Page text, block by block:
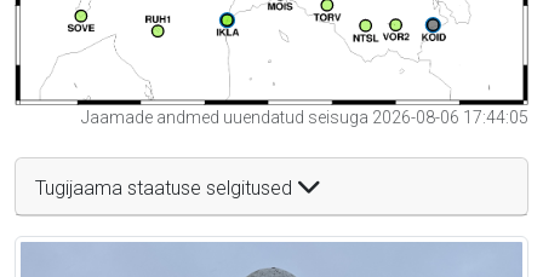
Jaamade andmed uuendatud seisuga 2026-08-06 17:44:05
Tugijaama staatuse selgitused